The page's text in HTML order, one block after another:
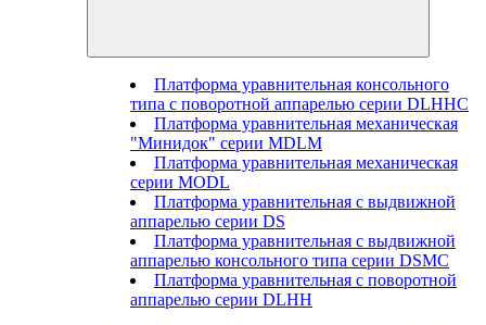
Платформа уравнительная консольного
типа с поворотной аппарелью серии DLHHC
Платформа уравнительная механическая
"Минидок" серии MDLM
Платформа уравнительная механическая
серии MODL
Платформа уравнительная с выдвижной
аппарелью серии DS
Платформа уравнительная с выдвижной
аппарелью консольного типа серии DSMC
Платформа уравнительная с поворотной
аппарелью серии DLHH